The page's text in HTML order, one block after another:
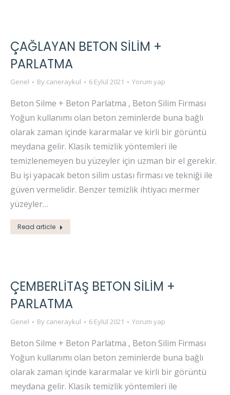
ÇAĞLAYAN BETON SİLİM +
PARLATMA
Genel By caneraykul 6 Eylül 2021 Yorum yap
Beton Silme + Beton Parlatma , Beton Silim Firması
Yoğun kullanımı olan beton zeminlerde buna bağlı
olarak zaman içinde kararmalar ve kirli bir görüntü
meydana gelir. Klasik temizlik yöntemleri ile
temizlenemeyen bu yüzeyler için uzman bir el gerekir.
Bu işi yapacak beton silim ustası firması ve tekniği ile
güven vermelidir. Benzer temizlik ihtiyacı mermer
yüzeyler…
Read article
ÇEMBERLİTAŞ BETON SİLİM +
PARLATMA
Genel By caneraykul 6 Eylül 2021 Yorum yap
Beton Silme + Beton Parlatma , Beton Silim Firması
Yoğun kullanımı olan beton zeminlerde buna bağlı
olarak zaman içinde kararmalar ve kirli bir görüntü
meydana gelir. Klasik temizlik yöntemleri ile